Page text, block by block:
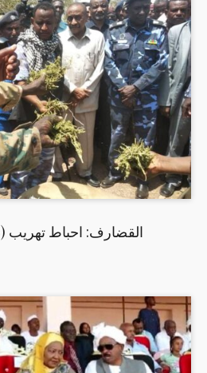
القضارف: احباط تهريب (18) جوال من المخدرات